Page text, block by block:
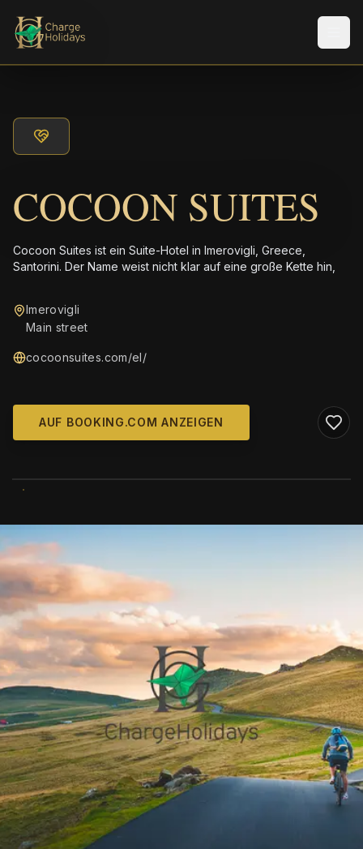
COCOON SUITES
Cocoon Suites ist ein Suite-Hotel in Imerovigli, Greece,
Santorini. Der Name weist nicht klar auf eine große Kette hin,
Imerovigli
Main street
cocoonsuites.com/el/
AUF BOOKING.COM ANZEIGEN